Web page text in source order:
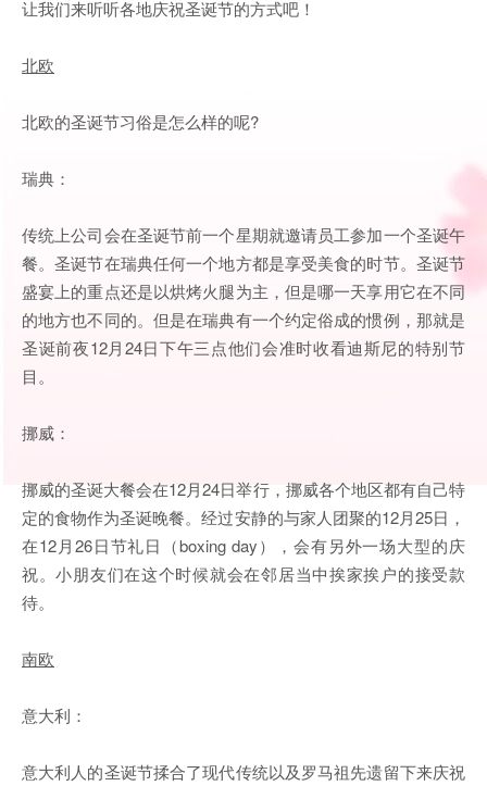
让我们来听听各地庆祝圣诞节的方式吧！
北欧
北欧的圣诞节习俗是怎么样的呢?
瑞典：
传统上公司会在圣诞节前一个星期就邀请员工参加一个圣诞午
餐。圣诞节在瑞典任何一个地方都是享受美食的时节。圣诞节
盛宴上的重点还是以烘烤火腿为主，但是哪一天享用它在不同
的地方也不同的。但是在瑞典有一个约定俗成的惯例，那就是
圣诞前夜12月24日下午三点他们会准时收看迪斯尼的特别节
目。
挪威：
挪威的圣诞大餐会在12月24日举行，挪威各个地区都有自己特
定的食物作为圣诞晚餐。经过安静的与家人团聚的12月25日，
在12月26日节礼日（boxing day），会有另外一场大型的庆
祝。小朋友们在这个时候就会在邻居当中挨家挨户的接受款
待。
南欧
意大利：
意大利人的圣诞节揉合了现代传统以及罗马祖先遗留下来庆祝